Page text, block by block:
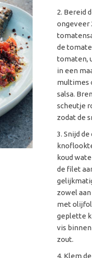
Bereid
ongeveer
de
tomaten,
in een
multimes
salsa.
scheutje
zodat de
Snijd
koud
de filet
zowel
met
geplette
vis
zout.
Klem